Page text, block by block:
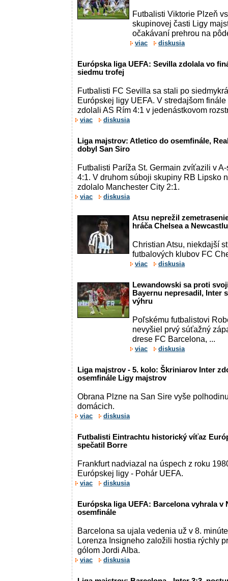
Futbalisti Viktorie Plzeň
skupinovej časti Ligy
očakávaní prehrou na
viac diskusia
Európska liga UEFA: Sevilla zdolala vo
siedmu trofej
Futbalisti FC Sevilla sa stali po
Európskej ligy UEFA. V stredajšom
zdolali AS Rím 4:1 v jedenástkovom
viac diskusia
Liga majstrov: Atletico do osemfinále,
dobyl San Siro
Futbalisti Paríža St. Germain zvíťazili v
4:1. V druhom súboji skupiny RB Lipsko
zdolalo Manchester City 2:1.
viac diskusia
Atsu neprežil
hráča Chelsea a
Christian Atsu, niekdajší
futbalových klubov FC
viac diskusia
Lewandowski sa proti
Bayernu nepresadil, Inter
výhru
Poľskému futbalistovi
nevyšiel prvý súťažný
drese FC Barcelona, ...
viac diskusia
Liga majstrov - 5. kolo: Škriniarov Inter
osemfinále Ligy majstrov
Obrana Plzne na San Sire vyše
domácich.
viac diskusia
Futbalisti Eintrachtu historický víťaz
spečatil Borre
Frankfurt nadviazal na úspech z roku
Európskej ligy - Pohár UEFA.
viac diskusia
Európska liga UEFA: Barcelona vyhrala v
osemfinále
Barcelona sa ujala vedenia už v 8.
Lorenza Insigneho založili hostia rýchly
gólom Jordi Alba.
viac diskusia